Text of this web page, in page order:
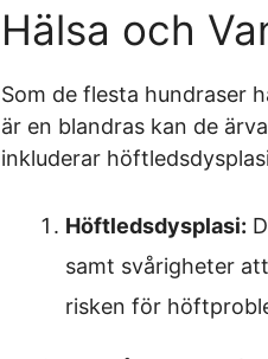
Hälsa och
Som de flesta hundraser
är en blandras kan de
inkluderar
Höftledsdysplasi:
samt svårigheter
risken för